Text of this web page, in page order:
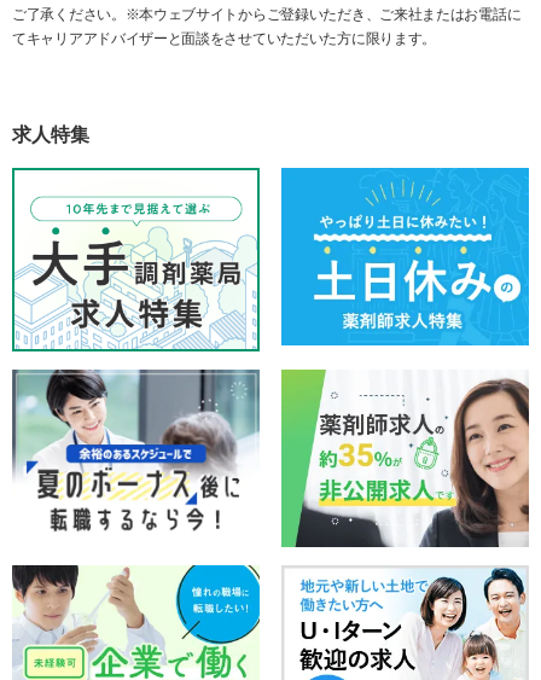
ご了承ください。※本ウェブサイトからご登録いただき、ご来社またはお電話に
てキャリアアドバイザーと面談をさせていただいた方に限ります。
求人特集